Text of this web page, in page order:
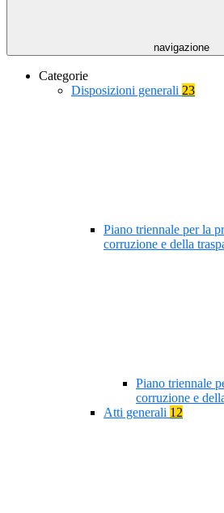
navigazione
Categorie
Disposizioni generali 23
Piano triennale per la
corruzione e della
Piano triennale
corruzione e
Atti generali 12